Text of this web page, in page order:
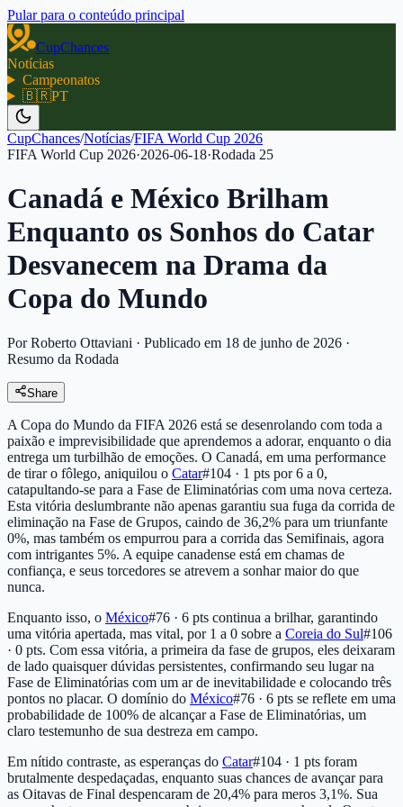
Pular para o conteúdo principal
CupChances
Notícias
Campeonatos
🇧🇷PT
CupChances/Notícias/FIFA World Cup 2026
FIFA World Cup 2026·2026-06-18·Rodada 25
Canadá e México Brilham
Enquanto os Sonhos do Catar
Desvanecem na Drama da
Copa do Mundo
Por Roberto Ottaviani · Publicado em 18 de junho de 2026 ·
Resumo da Rodada
Share
A Copa do Mundo da FIFA 2026 está se desenrolando com toda a
paixão e imprevisibilidade que aprendemos a adorar, enquanto o dia
entrega um turbilhão de emoções. O Canadá, em uma performance
de tirar o fôlego, aniquilou o Catar#104 · 1 pts por 6 a 0,
catapultando-se para a Fase de Eliminatórias com uma nova certeza.
Esta vitória deslumbrante não apenas garantiu sua fuga da corrida de
eliminação na Fase de Grupos, caindo de 36,2% para um triunfante
0%, mas também os empurrou para a corrida das Semifinais, agora
com intrigantes 5%. A equipe canadense está em chamas de
confiança, e seus torcedores se atrevem a sonhar maior do que
nunca.
Enquanto isso, o México#76 · 6 pts continua a brilhar, garantindo
uma vitória apertada, mas vital, por 1 a 0 sobre a Coreia do Sul#106
· 0 pts. Com essa vitória, a primeira da fase de grupos, eles deixaram
de lado quaisquer dúvidas persistentes, confirmando seu lugar na
Fase de Eliminatórias com um ar de inevitabilidade e colocando três
pontos no placar. O domínio do México#76 · 6 pts se reflete em uma
probabilidade de 100% de alcançar a Fase de Eliminatórias, um
claro testemunho de sua destreza em campo.
Em nítido contraste, as esperanças do Catar#104 · 1 pts foram
brutalmente despedaçadas, enquanto suas chances de avançar para
as Oitavas de Final despencaram de 20,4% para meros 3,1%. Sua